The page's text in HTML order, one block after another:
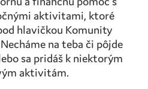
aktivitami, ktoré
hlavičkou Komunity
na teba či pôjde
sa pridáš k niektorým
aktivitám.